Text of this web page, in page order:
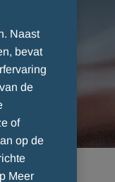
Naast
bevat
de
of
op de
Meer